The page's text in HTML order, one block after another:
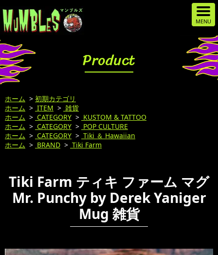
Product
ホーム > 初期カテゴリ
ホーム > ITEM > 雑貨
ホーム > CATEGORY > KUSTOM & TATTOO
ホーム > CATEGORY > POP CULTURE
ホーム > CATEGORY > Tiki ＆ Hawaiian
ホーム > BRAND > Tiki Farm
Tiki Farm ティキ ファーム マグ
Mr. Punchy by Derek Yaniger
Mug 雑貨